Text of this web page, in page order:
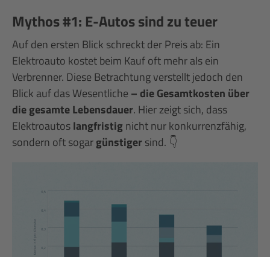
Mythos #1: E-Autos sind zu teuer
Auf den ersten Blick schreckt der Preis ab: Ein
Elektroauto kostet beim Kauf oft mehr als ein
Verbrenner. Diese Betrachtung verstellt jedoch den
Blick auf das Wesentliche – die Gesamtkosten über
die gesamte Lebensdauer. Hier zeigt sich, dass
Elektroautoslangfristig nicht nur konkurrenzfähig,
sondern oft sogargünstigersind. 👇